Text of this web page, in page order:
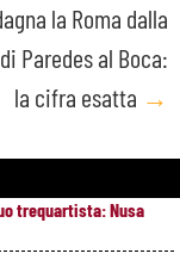
la Roma dalla
Paredes al Boca:
la cifra esatta →
trequartista: Nusa